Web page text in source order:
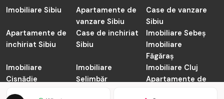
Imobiliare Sibiu
Apartamente de
vanzare Sibiu
Case de vanzare
Sibiu
Apartamente de
inchiriat Sibiu
Case de inchiriat
Sibiu
Imobiliare Sebeș
Imobiliare
Făgăraș
Imobiliare
Cisnădie
Imobiliare
Șelimbăr
Imobiliare Cluj
Apartamente de